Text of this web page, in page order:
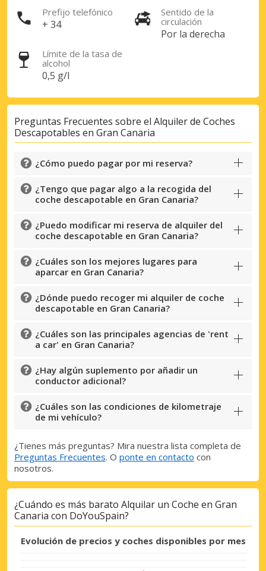
Accede a ofertas exclusivas de nuestros
proveedores.
Iniciar sesión con eLink
Prefijo telefónico
+ 34
Sentido de la
circulación
Por la derecha
Límite de la tasa de
alcohol
0,5 g/l
Preguntas Frecuentes sobre el Alquiler de Coches
Descapotables en Gran Canaria
¿Cómo puedo pagar por mi reserva?
¿Tengo que pagar algo a la recogida del
coche descapotable en Gran Canaria?
¿Puedo modificar mi reserva de alquiler del
coche descapotable en Gran Canaria?
¿Cuáles son los mejores lugares para
aparcar en Gran Canaria?
¿Dónde puedo recoger mi alquiler de coche
descapotable en Gran Canaria?
¿Cuáles son las principales agencias de 'rent
a car' en Gran Canaria?
¿Hay algún suplemento por añadir un
conductor adicional?
¿Cuáles son las condiciones de kilometraje
de mi vehículo?
¿Tienes más preguntas? Mira nuestra lista completa de
Preguntas Frecuentes. O ponte en contacto con
nosotros.
¿Cuándo es más barato Alquilar un Coche en Gran
Canaria con DoYouSpain?
Evolución de precios y coches disponibles por mes